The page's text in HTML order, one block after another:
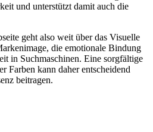
und unterstützt damit auch die
geht also weit über das Visuelle
die emotionale Bindung
in Suchmaschinen. Eine sorgfältige
Farben kann daher entscheidend
beitragen.